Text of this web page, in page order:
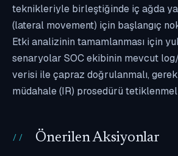
teknikleriyle birleştiğinde iç ağda
(lateral movement) için başlangıç
Etki analizinin tamamlanması için
senaryolar SOC ekibinin mevcut
verisi ile çapraz doğrulanmalı,
müdahale (IR) prosedürü
Önerilen Aksiyonlar